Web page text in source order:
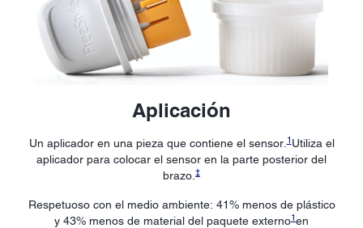
Aplicación
Un aplicador en una pieza que contiene el sensor.1Utiliza el
aplicador para colocar el sensor en la parte posterior del
brazo. ‡
Respetuoso con el medio ambiente: 41% menos de plástico
y 43% menos de material del paquete externo1en